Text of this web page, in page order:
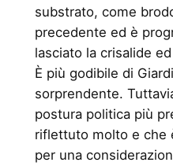
substrato, come
precedente ed è
lasciato la crisalide
È più godibile di
sorprendente.
postura politica più
riflettuto molto e che
per una